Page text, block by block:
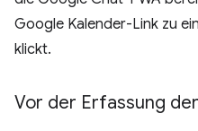
Google Kalender-Link zu
klickt.
Vor der Erfassung